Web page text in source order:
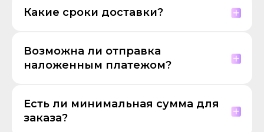
Какие сроки доставки?
Возможна ли отправка
наложенным платежом?
Есть ли минимальная сумма для
заказа?